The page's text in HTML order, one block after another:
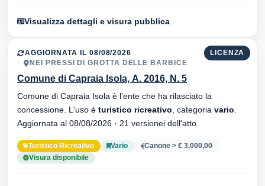
Visualizza dettagli e visura pubblica
LICENZA
AGGIORNATA IL 08/08/2026
NEI PRESSI DI GROTTA DELLE BARBICE
Comune di Capraia Isola, A. 2016, N. 5
Comune di Capraia Isola è l'ente che ha rilasciato la
concessione. L'uso è turistico ricreativo , categoria vario
Aggiornata al 08/08/2026 · 21 versionei dell'atto.
Turistico Ricreativo Vario
Canone > € 3.000,00
Visura disponibile